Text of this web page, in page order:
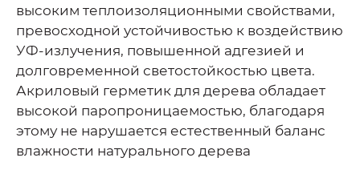
высоким теплоизоляционными свойствами,
превосходной устойчивостью к воздействию
УФ-излучения, повышенной адгезией и
долговременной светостойкостью цвета.
Акриловый герметик для дерева обладает
высокой паропроницаемостью, благодаря
этому не нарушается естественный баланс
влажности натурального дерева